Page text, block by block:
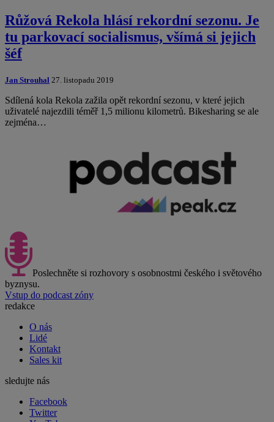
Růžová Rekola hlásí rekordní sezonu. Je
tu parkovací socialismus, všímá si jejich
šéf
Jan Strouhal 27. listopadu 2019
Sdílená kola Rekola zažila opět rekordní sezonu, v které jejich
uživatelé najezdili téměř 1,5 milionu kilometrů. Bikesharing se ale
zejména…
Poslechněte si rozhovory s osobnostmi českého i světového
byznysu.
Vstup do podcast zóny
redakce
O nás
Lidé
Kontakt
Sales kit
sledujte nás
Facebook
Twitter